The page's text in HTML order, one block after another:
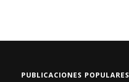
PUBLICACIONES POPULARES